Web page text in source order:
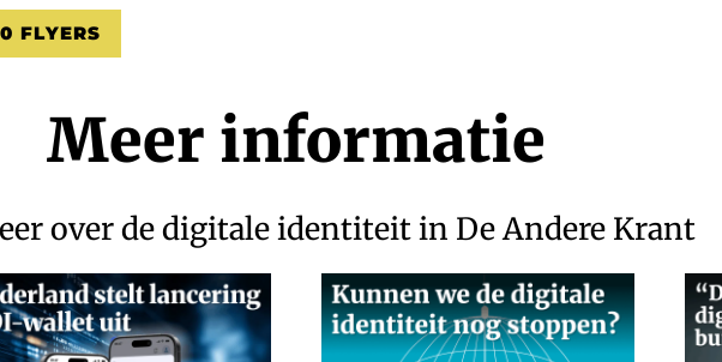
FLYERS
Meer informatie
over de digitale identiteit in De Andere Krant